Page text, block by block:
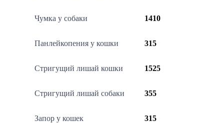
Чумка у собаки 1410
Панлейкопения у кошки 315
Стригущий лишай кошки 1525
Стригущий лишай собаки 355
Запор у кошек 315